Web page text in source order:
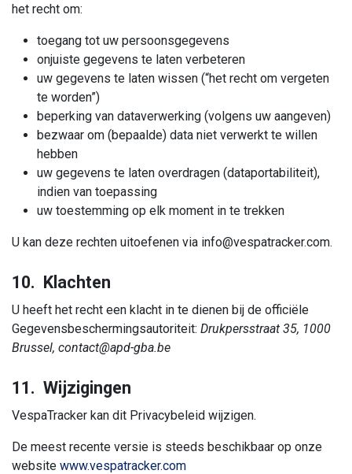
het recht om:
toegang tot uw persoonsgegevens
onjuiste gegevens te laten verbeteren
uw gegevens te laten wissen (“het recht om vergeten
te worden”)
beperking van dataverwerking (volgens uw aangeven)
bezwaar om (bepaalde) data niet verwerkt te willen
hebben
uw gegevens te laten overdragen (dataportabiliteit),
indien van toepassing
uw toestemming op elk moment in te trekken
U kan deze rechten uitoefenen via info@vespatracker.com.
10. Klachten
U heeft het recht een klacht in te dienen bij de officiële
Gegevensbeschermingsautoriteit: Drukpersstraat 35, 1000
Brussel, contact@apd-gba.be
11. Wijzigingen
VespaTracker kan dit Privacybeleid wijzigen.
De meest recente versie is steeds beschikbaar op onze
website www.vespatracker.com